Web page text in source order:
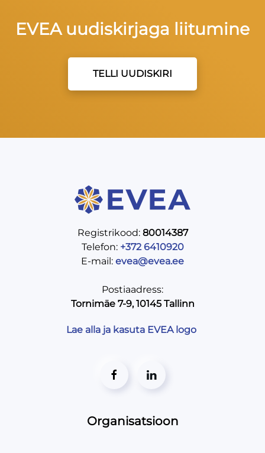
EVEA uudiskirjaga liitumine
TELLI UUDISKIRI
Registrikood: 80014387
Telefon: +372 6410920
E-mail: evea@evea.ee
Postiaadress:
Tornimäe 7-9, 10145 Tallinn
Lae alla ja kasuta EVEA logo
Organisatsioon